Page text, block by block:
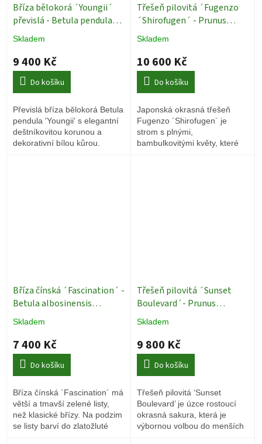
Bříza bělokorá ´Youngii´
převislá - Betula pendula
Skladem
9 400 Kč
Do košíku
Převislá bříza bělokorá Betula
pendula 'Youngii' s elegantní
deštníkovitou korunou a
dekorativní bílou kůrou.
Třešeň pilovitá ´Fugenzo
´Shirofugen´ - Prunus
serrulata - sakura - ok 16/18
Skladem
10 600 Kč
Do košíku
Japonská okrasná třešeň
Fugenzo ´Shirofugen´ je
strom s plnými,
bambulkovitými květy, které
Bříza čínská ´Fascination´ -
Betula albosinensis
´´Fascination´ - ok 10/12
Skladem
7 400 Kč
Do košíku
Bříza čínská ´Fascination´ má
větší a tmavší zelené listy,
než klasické břízy. Na podzim
se listy barví do zlatožluté
Třešeň pilovitá ´Sunset
Boulevard´- Prunus
serrulata ´Sunset
14/16Okrasné stromy
Skladem
9 800 Kč
Do košíku
Třešeň pilovitá ‘Sunset
Boulevard’ je úzce rostoucí
okrasná sakura, která je
výbornou volbou do menších